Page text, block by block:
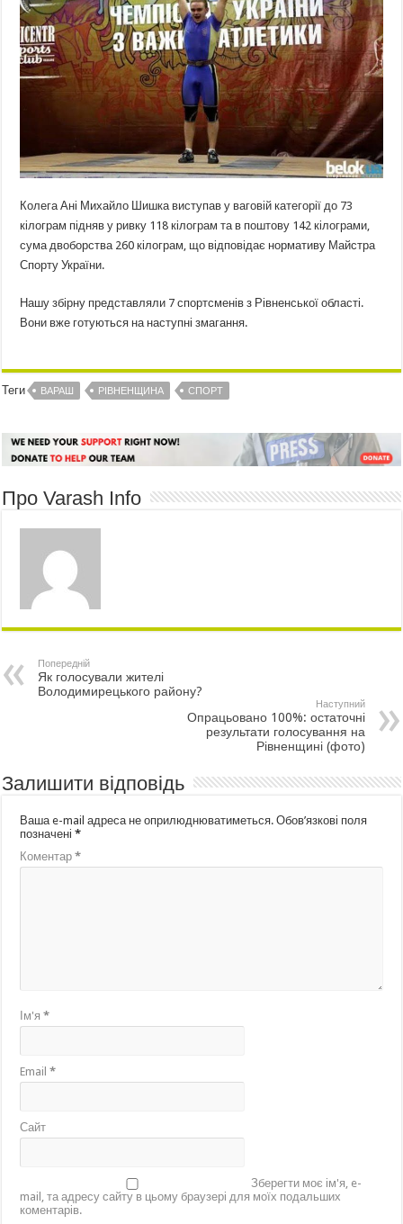
Колега Ані Михайло Шишка виступав у ваговій категорії до 73
кілограм підняв у ривку 118 кілограм та в поштову 142 кілограми,
сума двоборства 260 кілограм, що відповідає нормативу Майстра
Спорту України.
Нашу збірну представляли 7 спортсменів з Рівненської області.
Вони вже готуються на наступні змагання.
Теги ВАРАШ РІВНЕНЩИНА СПОРТ
Про Varash Info
Попередній
Як голосували жителі
Володимирецького району?
Наступний
Опрацьовано 100%: остаточні
результати голосування на
Рівненщині (фото)
Залишити відповідь
Ваша e-mail адреса не оприлюднюватиметься. Обов’язкові поля
позначені*
Коментар*
Ім'я*
Email*
Сайт
Зберегти моє ім'я, e-
mail, та адресу сайту в цьому браузері для моїх подальших
коментарів.